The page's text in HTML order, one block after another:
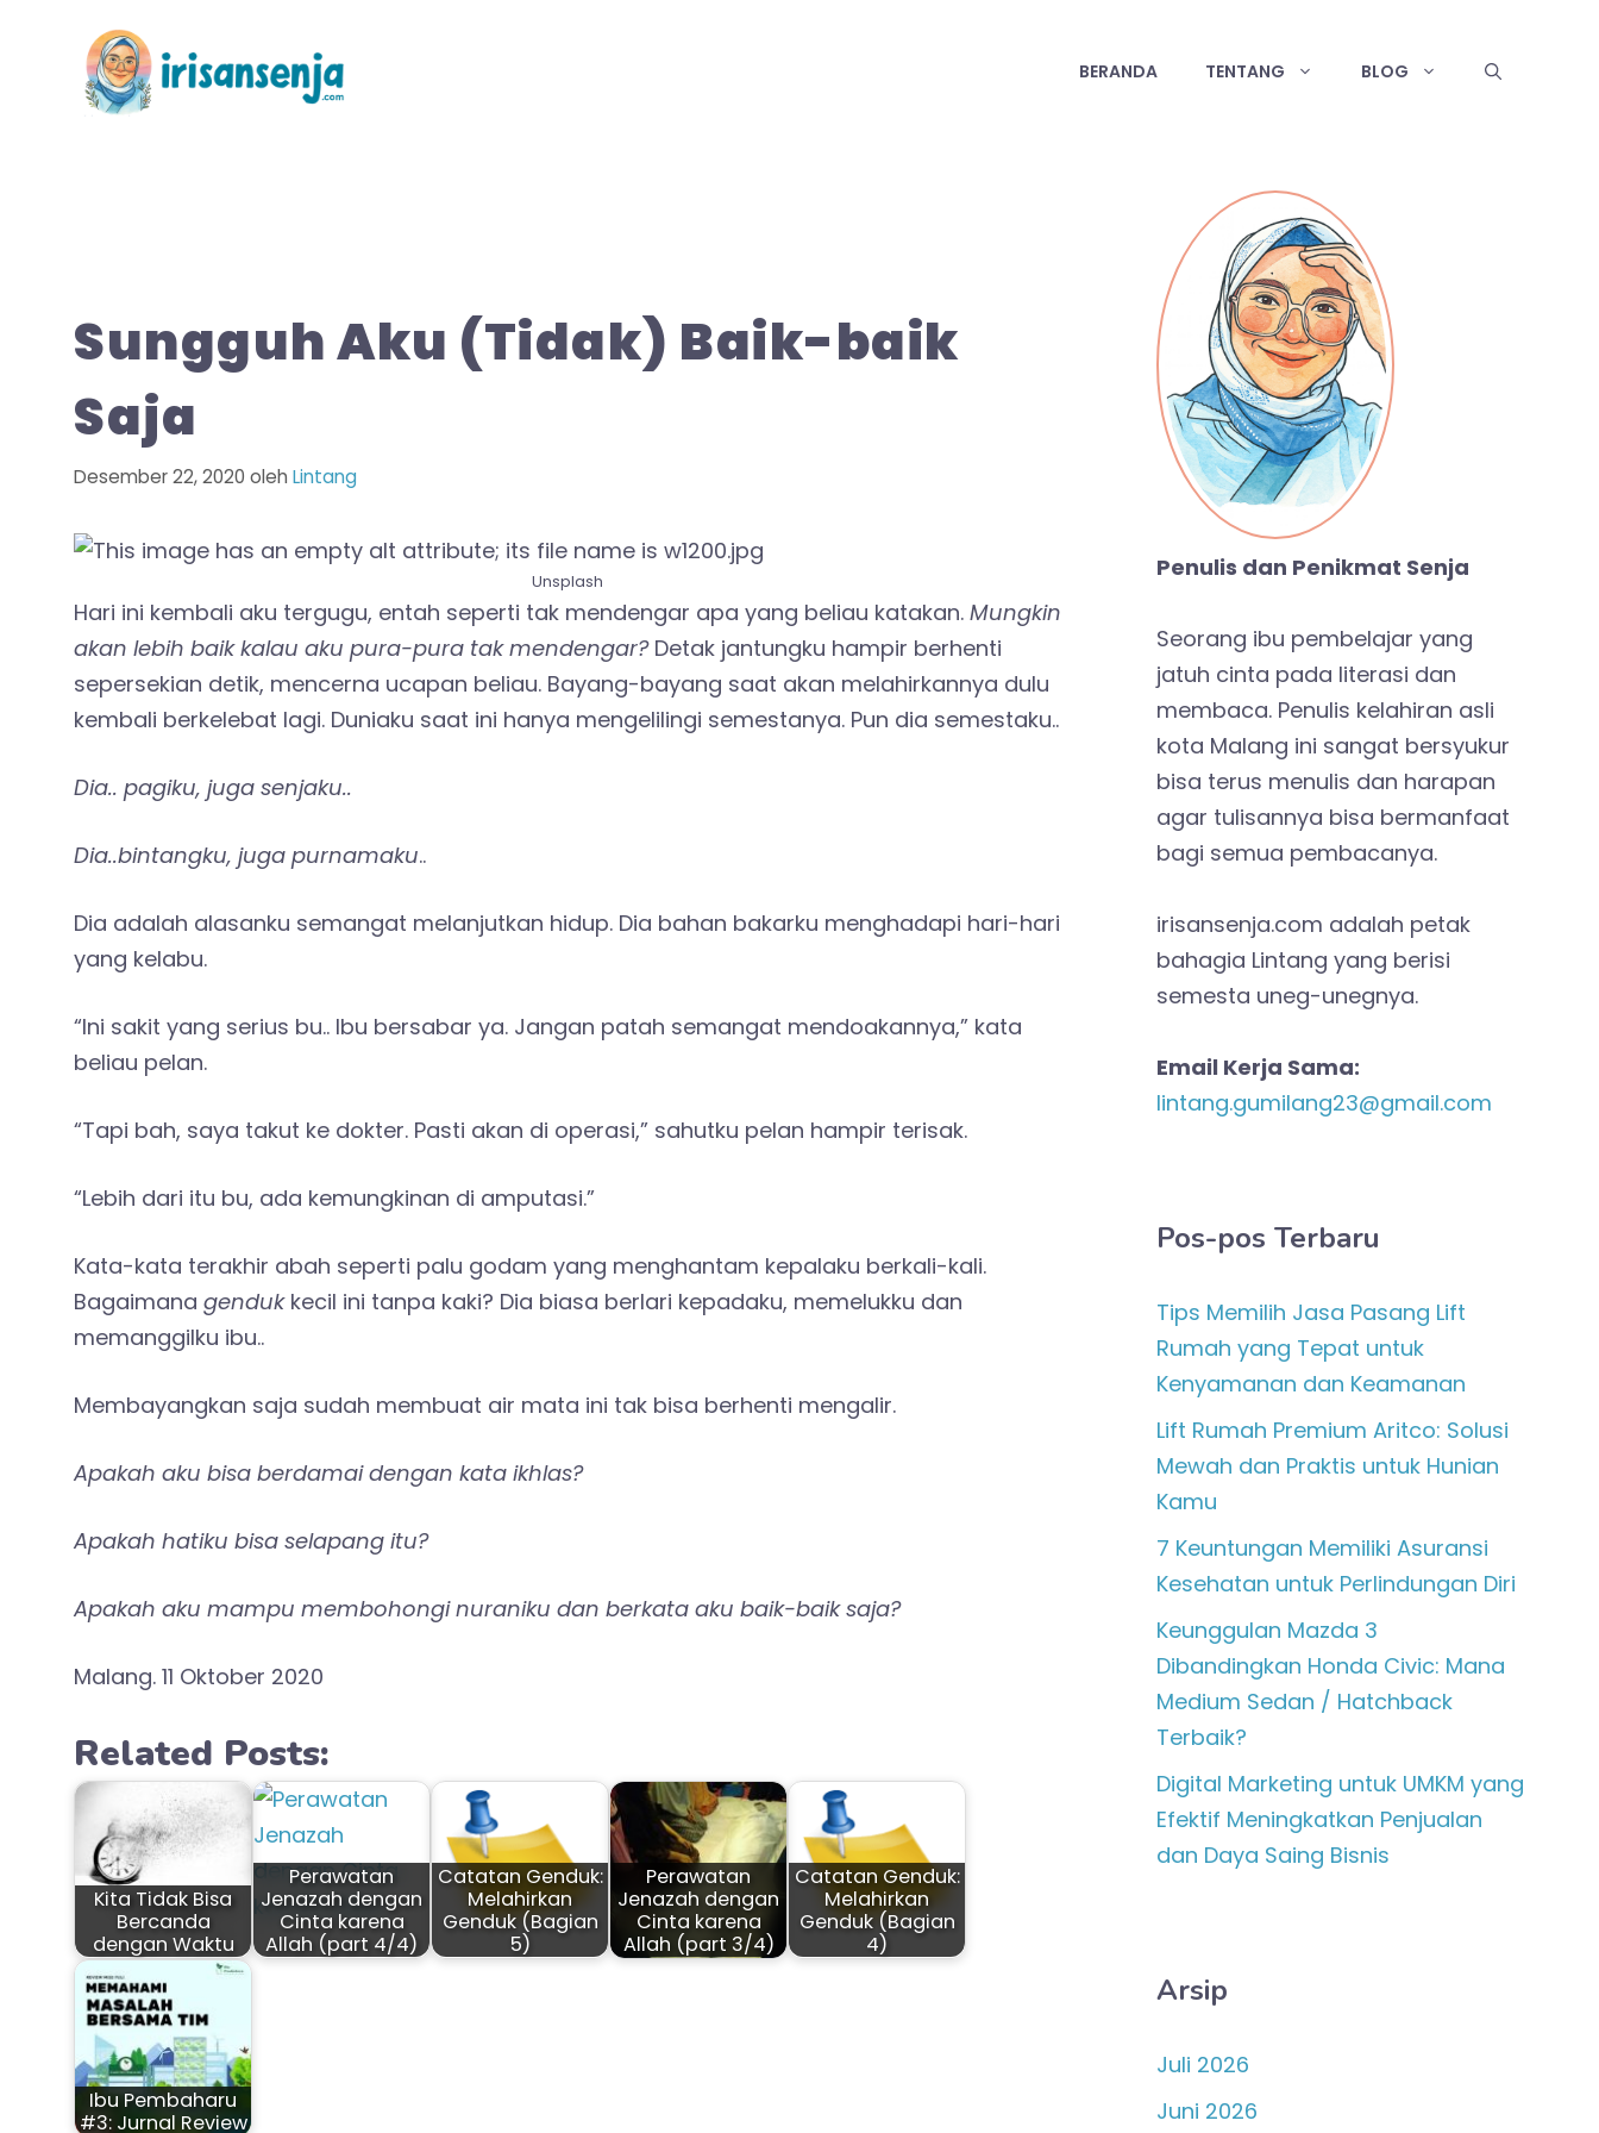
BERANDA TENTANG BLOG
Sungguh Aku (Tidak) Baik-baik
Saja
Desember 22, 2020 oleh Lintang
Unsplash
Hari ini kembali aku tergugu, entah seperti tak mendengar apa yang beliau katakan. Mungkin
akan lebih baik kalau aku pura-pura tak mendengar?Detak jantungku hampir berhenti
sepersekian detik, mencerna ucapan beliau. Bayang-bayang saat akan melahirkannya dulu
kembali berkelebat lagi. Duniaku saat ini hanya mengelilingi semestanya. Pun dia semestaku..
Dia.. pagiku, juga senjaku..
Dia..bintangku, juga purnamaku..
Dia adalah alasanku semangat melanjutkan hidup. Dia bahan bakarku menghadapi hari-hari
yang kelabu.
“Ini sakit yang serius bu.. Ibu bersabar ya. Jangan patah semangat mendoakannya,” kata
beliau pelan.
“Tapi bah, saya takut ke dokter. Pasti akan di operasi,” sahutku pelan hampir terisak.
“Lebih dari itu bu, ada kemungkinan di amputasi.”
Kata-kata terakhir abah seperti palu godam yang menghantam kepalaku berkali-kali.
Bagaimana gendukkecil ini tanpa kaki? Dia biasa berlari kepadaku, memelukku dan
memanggilku ibu..
Membayangkan saja sudah membuat air mata ini tak bisa berhenti mengalir.
Apakah aku bisa berdamai dengan kata ikhlas?
Apakah hatiku bisa selapang itu?
Apakah aku mampu membohongi nuraniku dan berkata aku baik-baik saja?
Malang. 11 Oktober 2020
Related Posts:
Kita Tidak Bisa
Bercanda
dengan Waktu
Perawatan
Jenazah dengan
Cinta karena
Allah (part 4/4)
Catatan Genduk:
Melahirkan
Genduk (Bagian
5)
Perawatan
Jenazah dengan
Cinta karena
Allah (part 3/4)
Catatan Genduk:
Melahirkan
Genduk (Bagian
4)
Ibu Pembaharu
#3: Jurnal Review
Penulis dan Penikmat Senja
Seorang ibu pembelajar yang
jatuh cinta pada literasi dan
membaca. Penulis kelahiran asli
kota Malang ini sangat bersyukur
bisa terus menulis dan harapan
agar tulisannya bisa bermanfaat
bagi semua pembacanya.
irisansenja.com adalah petak
bahagia Lintang yang berisi
semesta uneg-unegnya.
Email Kerja Sama:
lintang.gumilang23@gmail.com
Pos-pos Terbaru
Tips Memilih Jasa Pasang Lift
Rumah yang Tepat untuk
Kenyamanan dan Keamanan
Lift Rumah Premium Aritco: Solusi
Mewah dan Praktis untuk Hunian
Kamu
7 Keuntungan Memiliki Asuransi
Kesehatan untuk Perlindungan Diri
Keunggulan Mazda 3
Dibandingkan Honda Civic: Mana
Medium Sedan / Hatchback
Terbaik?
Digital Marketing untuk UMKM yang
Efektif Meningkatkan Penjualan
dan Daya Saing Bisnis
Arsip
Juli 2026
Juni 2026